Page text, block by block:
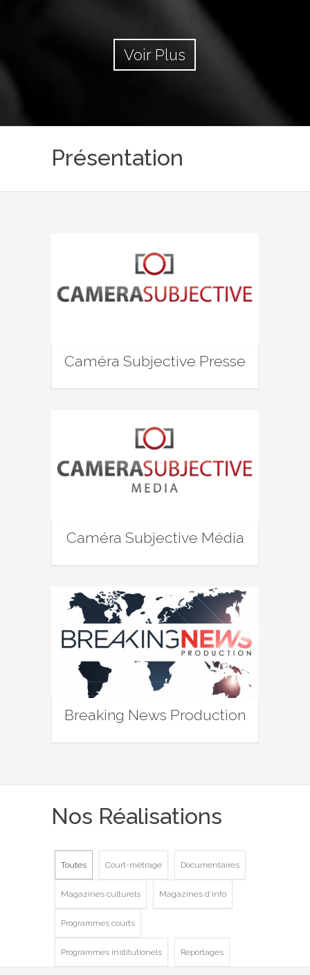
Voir Plus
Présentation
Caméra Subjective Presse
Caméra Subjective Média
Breaking News Production
Nos Réalisations
Toutes Court-métrage Documentaires
Magazines culturels Magazines d'info
Programmes courts
Programmes institutionels Reportages